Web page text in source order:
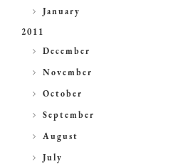
►
January
2011
►
December
►
November
►
October
►
September
►
August
►
July